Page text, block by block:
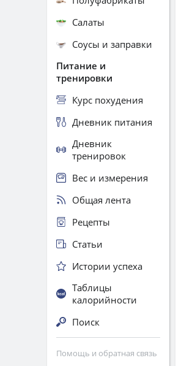
Салаты
Соусы и заправки
Питание и
тренировки
Курс похудения
Дневник питания
Дневник
тренировок
Вес и измерения
Общая лента
Рецепты
Статьи
Истории успеха
Таблицы
калорийности
Поиск
Помощь и обратная связь